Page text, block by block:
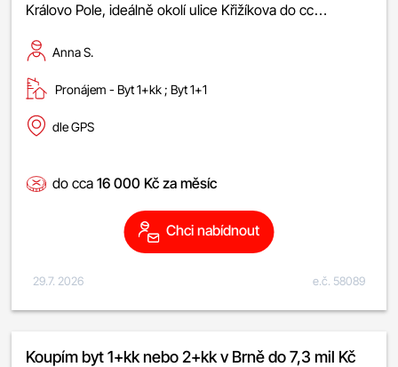
Královo Pole, ideálně okolí ulice Křižíkova do cc…
Anna S.
Pronájem - byt 1+kk ; byt 1+1
dle GPS
do cca16 000 Kč za měsíc
Chci nabídnout
29.7. 2026 e.č. 58089
Koupím byt 1+kk nebo 2+kk v Brně do 7,3 mil Kč